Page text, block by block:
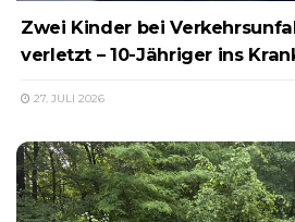
Zwei Kinder bei
verletzt – 10-Jähriger ins
27. JULI 2026